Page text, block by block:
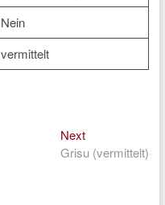
Nein
vermittelt
NextNext
post:
Grisu (vermittelt)